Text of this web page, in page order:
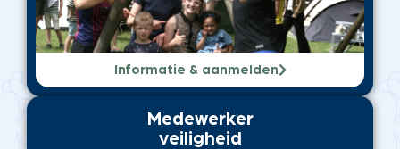
Informatie & aanmelden
Medewerker
veiligheid